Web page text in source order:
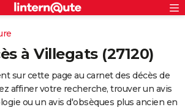
à Villegats (27120)
sur cette page au carnet des décès de
affiner votre recherche, trouver un avis
ou un avis d'obsèques plus ancien en